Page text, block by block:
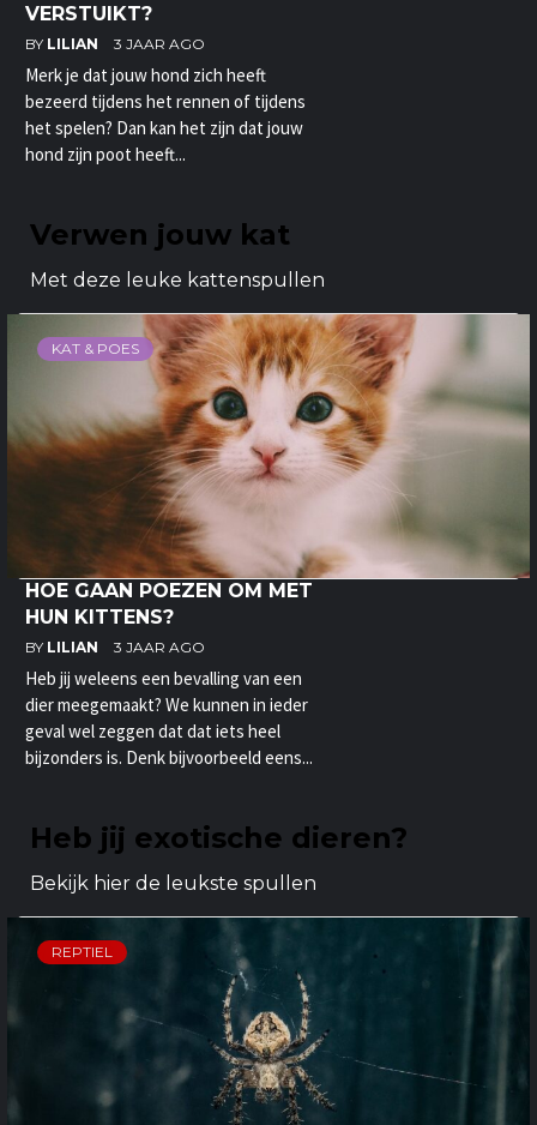
VERSTUIKT?
BY LILIAN 3 JAAR AGO
Merk je dat jouw hond zich heeft
bezeerd tijdens het rennen of tijdens
het spelen? Dan kan het zijn dat jouw
hond zijn poot heeft...
Verwen jouw kat
Met deze leuke kattenspullen
KAT & POES
HOE GAAN POEZEN OM MET
HUN KITTENS?
BY LILIAN 3 JAAR AGO
Heb jij weleens een bevalling van een
dier meegemaakt? We kunnen in ieder
geval wel zeggen dat dat iets heel
bijzonders is. Denk bijvoorbeeld eens...
Heb jij exotische dieren?
Bekijk hier de leukste spullen
REPTIEL